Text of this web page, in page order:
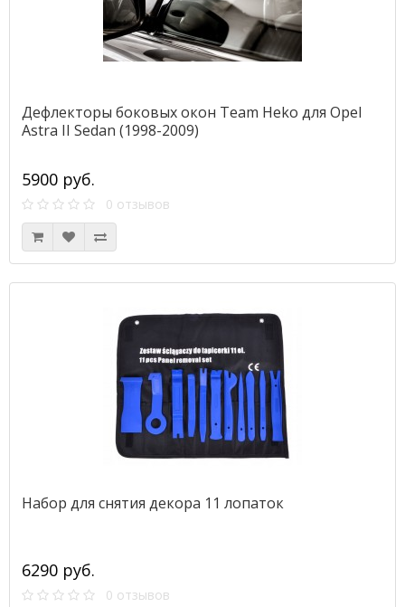
Дефлекторы боковых окон Team Heko для Opel
Astra II Sedan (1998-2009)
5900 руб.
0 отзывов
Набор для снятия декора 11 лопаток
6290 руб.
0 отзывов